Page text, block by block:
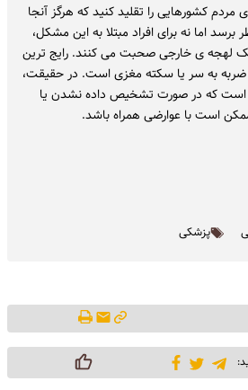
مردم کشورهایی را تقلید کنید که هرگز آنجا
اما نه برای افراد مبتلا به این مشکل،
یک لهجه ی خارجی صحبت می کنند. رایج ترین
به سر یا سکته مغزی است. در حقیقت،
که در صورت تشخیص داده نشدن یا
است با عوارضی همراه باشد.
پزشکی